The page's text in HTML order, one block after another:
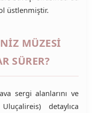
üstlenmiştir.
MÜZESI
SÜRER?
sergi alanlarını ve
detaylıca